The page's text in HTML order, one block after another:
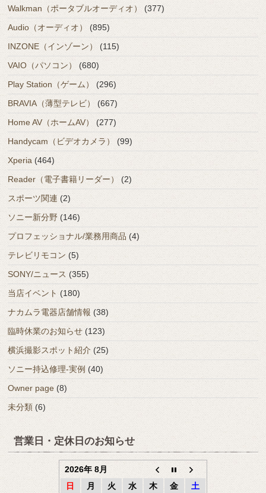
Walkman（ポータブルオーディオ）
(377)
Audio（オーディオ）
(895)
INZONE（インゾーン）
(115)
VAIO（パソコン）
(680)
Play Station（ゲーム）
(296)
BRAVIA（薄型テレビ）
(667)
Home AV（ホームAV）
(277)
Handycam（ビデオカメラ）
(99)
Xperia (464)
Reader（電子書籍リーダー）
(2)
スポーツ関連 (2)
ソニー新分野 (146)
プロフェッショナル/業務用商品 (4)
テレビリモコン (5)
SONY/ニュース (355)
当店イベント (180)
ナカムラ電器店舗情報 (38)
臨時休業のお知らせ (123)
横浜撮影スポット紹介 (25)
ソニー持込修理-実例 (40)
Owner page (8)
未分類 (6)
営業日・定休日のお知らせ
2026年 8月
日
月 火 水 木 金
土